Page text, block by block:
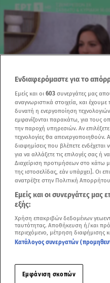
Ηρώ Πεκτέση: Η συνέντευξή της
Δείτε
Μία από τις νέες προσθήκες
Ενδιαφερόμαστε για το
Εμείς και οι 603 συνεργάτες μας
αναγνωριστικά στοιχεία, και
δυνατή η ενεργοποίηση
εμφανίζονται παρακάτω, για τους
την παροχή υπηρεσιών. Αν
τεχνολογίες θα απενεργοποιηθούν.
διαφημίσεις που βλέπετε
για να αλλάξετε τις επιλογές σας
Διαχείριση προτιμήσεων στο κάτω
της ιστοσελίδας, εάν υπάρχει]. Οι
ανατρέξτε στην Πολιτική
Εμείς και οι συνεργάτες
εξής:
Χρήση επακριβών δεδομένων
ταυτότητας. Αποθήκευση ή/και
περιεχόμενο, μέτρηση διαφήμισης
Κατάλογος συνεργατών
Εμφάνιση σκοπών